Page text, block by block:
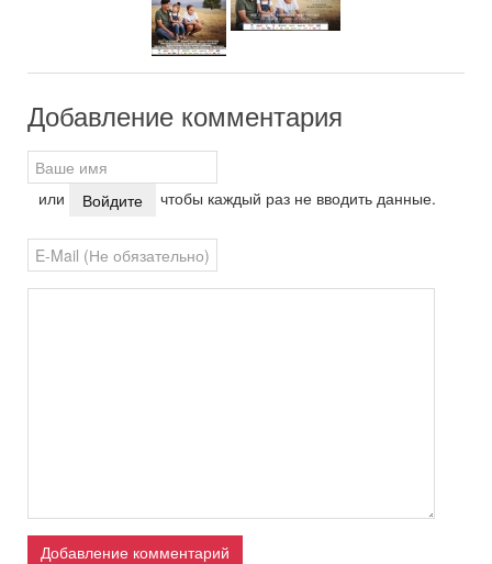
Добавление комментария
или Войдите чтобы каждый раз не вводить данные.
Добавление комментарий